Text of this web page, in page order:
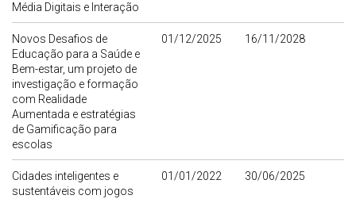
Média Digitais e Interação
Novos Desafios de
Educação para a Saúde e
Bem-estar, um projeto de
investigação e formação
com Realidade
Aumentada e estratégias
de Gamificação para
escolas
01/12/2025 16/11/2028
Cidades inteligentes e
sustentáveis com jogos
01/01/2022 30/06/2025